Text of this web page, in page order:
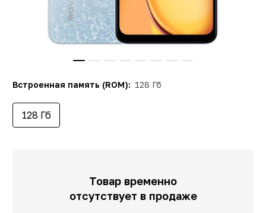
Встроенная память (ROM): 128 Гб
128 Гб
Товар временно
отсутствует в продаже